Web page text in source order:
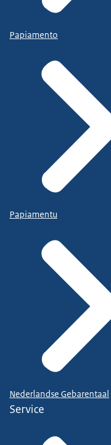
Papiamento
Papiamentu
Nederlandse Gebarentaal
Service